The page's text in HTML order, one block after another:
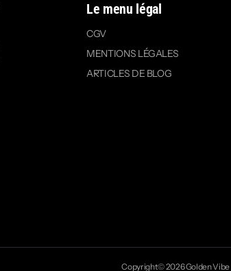
Le menu légal
CGV
MENTIONS LÉGALES
ARTICLES DE BLOG
Copyright© 2026Golden Vibe